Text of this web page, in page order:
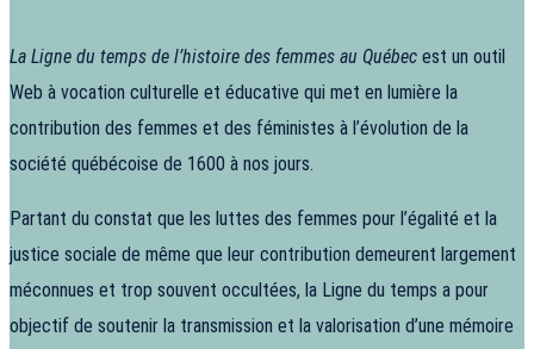
La Ligne du temps de l’histoire des femmes au Québec est un outil
Web à vocation culturelle et éducative qui met en lumière la
contribution des femmes et des féministes à l’évolution de la
société québécoise de 1600 à nos jours.
Partant du constat que les luttes des femmes pour l’égalité et la
justice sociale de même que leur contribution demeurent largement
méconnues et trop souvent occultées, la Ligne du temps a pour
objectif de soutenir la transmission et la valorisation d’une mémoire